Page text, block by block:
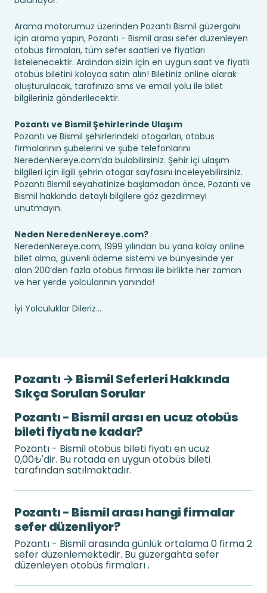
Arama motorumuz üzerinden Pozantı Bismil güzergahı
için arama yapın, Pozantı - Bismil arası sefer düzenleyen
otobüs firmaları, tüm sefer saatleri ve fiyatları
listelenecektir. Ardından sizin için en uygun saat ve fiyatlı
otobüs biletini kolayca satın alın! Biletiniz online olarak
oluşturulacak, tarafınıza sms ve email yolu ile bilet
bilgileriniz gönderilecektir.
Pozantı ve Bismil Şehirlerinde Ulaşım
Pozantı ve Bismil şehirlerindeki otogarları, otobüs
firmalarının şubelerini ve şube telefonlarını
NeredenNereye.com’da bulabilirsiniz. Şehir içi ulaşım
bilgileri için ilgili şehrin otogar sayfasını inceleyebilirsiniz.
Pozantı Bismil seyahatinize başlamadan önce, Pozantı ve
Bismil hakkında detaylı bilgilere göz gezdirmeyi
unutmayın.
Neden NeredenNereye.com?
NeredenNereye.com, 1999 yılından bu yana kolay online
bilet alma, güvenli ödeme sistemi ve bünyesinde yer
alan 200’den fazla otobüs firması ile birlikte her zaman
ve her yerde yolcularının yanında!
İyi Yolculuklar Dileriz...
Pozantı → Bismil Seferleri Hakkında
Sıkça Sorulan Sorular
Pozantı - Bismil arası en ucuz otobüs
bileti fiyatı ne kadar?
Pozantı - Bismil otobüs bileti fiyatı en ucuz
0,00₺'dir. Bu rotada en uygun otobüs bileti
tarafından satılmaktadır.
Pozantı - Bismil arası hangi firmalar
sefer düzenliyor?
Pozantı - Bismil arasında günlük ortalama 0 firma 2
sefer düzenlemektedir. Bu güzergahta sefer
düzenleyen otobüs firmaları .